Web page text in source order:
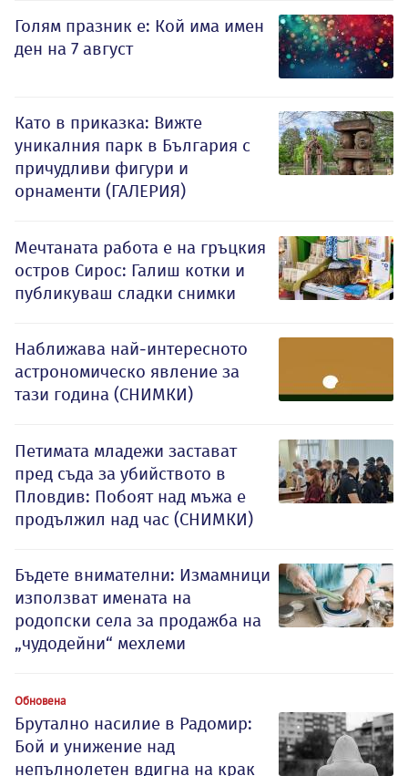
Голям празник е: Кой има имен
ден на 7 август
Като в приказка: Вижте
уникалния парк в България с
причудливи фигури и
орнаменти (ГАЛЕРИЯ)
Мечтаната работа е на гръцкия
остров Сирос: Галиш котки и
публикуваш сладки снимки
Наближава най-интересното
астрономическо явление за
тази година (СНИМКИ)
Петимата младежи застават
пред съда за убийството в
Пловдив: Побоят над мъжа е
продължил над час (СНИМКИ)
Бъдете внимателни: Измамници
използват имената на
родопски села за продажба на
„чудодейни“ мехлеми
Обновена
Брутално насилие в Радомир:
Бой и унижение над
непълнолетен вдигна на крак